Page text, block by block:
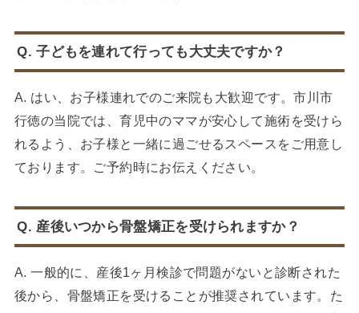
Q. 子どもを連れて行っても大丈夫ですか？
A. はい、お子様連れでのご来院も大歓迎です。市川市
行徳の当院では、育児中のママが安心して施術を受けら
れるよう、お子様と一緒に過ごせるスペースをご用意し
ております。ご予約時にお伝えください。
Q. 産後いつから骨盤矯正を受けられますか？
A. 一般的に、産後1ヶ月検診で問題がないと診断された
後から、骨盤矯正を受けることが推奨されています。た